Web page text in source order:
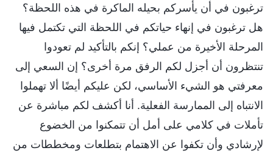
ترغبون في أن يأسركم بحيله الماكرة في هذه اللحظة؟
هل ترغبون في إنهاء حياتكم في اللحظة التي تكتمل فيها
المرحلة الأخيرة من عملي؟ إنكم بالتأكيد لم تعودوا
تنتظرون أن أجزل لكم الرفق مرة أخرى؟ إن السعي إلى
معرفتي هو الشيء الأساسي، لكن عليكم أيضًا ألا تهملوا
الانتباه إلى الممارسة الفعلية. أنا أكشف لكم مباشرة عن
تأملات في كلامي على أمل أن تتمكنوا من الخضوع
لإرشادي وأن تكفوا عن الاهتمام بتطلعات ومخططات من